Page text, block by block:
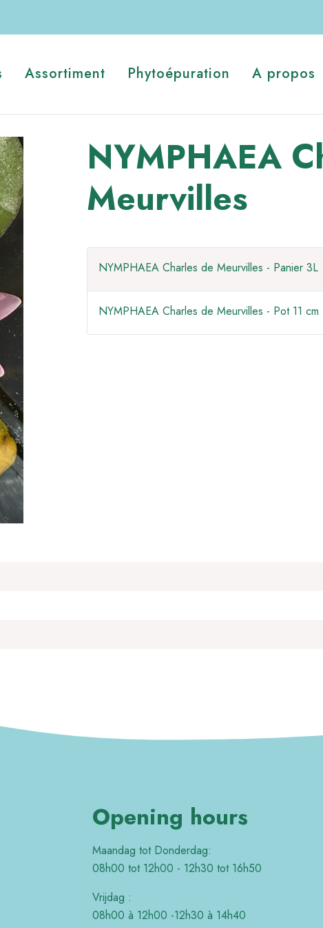
Assortiment Phytoépuration A propos
NYMPHAEA
Meurvilles
NYMPHAEA Charles de Meurvilles - Panier 3L
NYMPHAEA Charles de Meurvilles - Pot 11 cm
Opening hours
Maandag tot Donderdag:
08h00 tot 12h00 - 12h30 tot 16h50
Vrijdag :
08h00 à 12h00 -12h30 à 14h40